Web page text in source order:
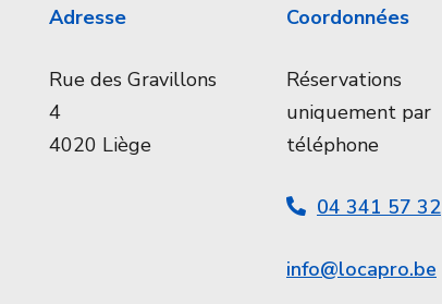
Adresse
Rue des Gravillons
4
4020 Liège
Coordonnées
Réservations
uniquement par
téléphone
04 341 57 32
info@locapro.be